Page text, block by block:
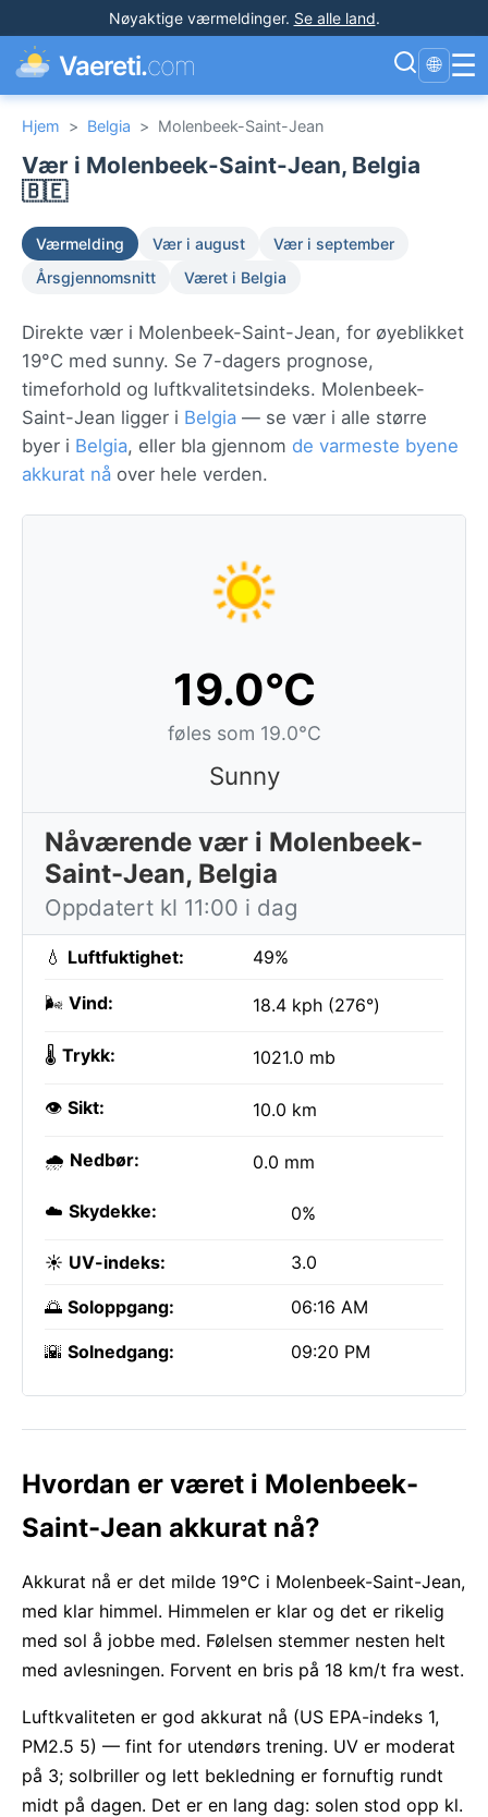
Nøyaktige værmeldinger. Se alle land.
Vaereti.com 🌐 ☰
Hjem > Belgia > Molenbeek-Saint-Jean
Vær i Molenbeek-Saint-Jean, Belgia
🇧🇪
Værmelding Vær i august
Vær i september
Årsgjennomsnitt
Været i Belgia
Direkte vær i Molenbeek-Saint-Jean, for øyeblikket
19°C med sunny. Se 7-dagers prognose,
timeforhold og luftkvalitetsindeks. Molenbeek-
Saint-Jean ligger i Belgia — se vær i alle større
byer i Belgia, eller bla gjennom de varmeste byene
akkurat nå over hele verden.
19.0°C
føles som 19.0°C
Sunny
Nåværende vær i Molenbeek-
Saint-Jean, Belgia
Oppdatert kl 11:00 i dag
💧 Luftfuktighet: 49%
🌬️ Vind: 18.4 kph (276°)
🌡️ Trykk: 1021.0 mb
👁️ Sikt: 10.0 km
🌧️ Nedbør: 0.0 mm
☁️ Skydekke: 0%
☀️ UV-indeks: 3.0
🌅 Soloppgang: 06:16 AM
🌇 Solnedgang: 09:20 PM
Hvordan er været i Molenbeek-
Saint-Jean akkurat nå?
Akkurat nå er det milde 19°C i Molenbeek-Saint-Jean,
med klar himmel. Himmelen er klar og det er rikelig
med sol å jobbe med. Følelsen stemmer nesten helt
med avlesningen. Forvent en bris på 18 km/t fra west.
Luftkvaliteten er god akkurat nå (US EPA-indeks 1,
PM2.5 5) — fint for utendørs trening. UV er moderat
på 3; solbriller og lett bekledning er fornuftig rundt
midt på dagen. Det er en lang dag: solen stod opp kl.